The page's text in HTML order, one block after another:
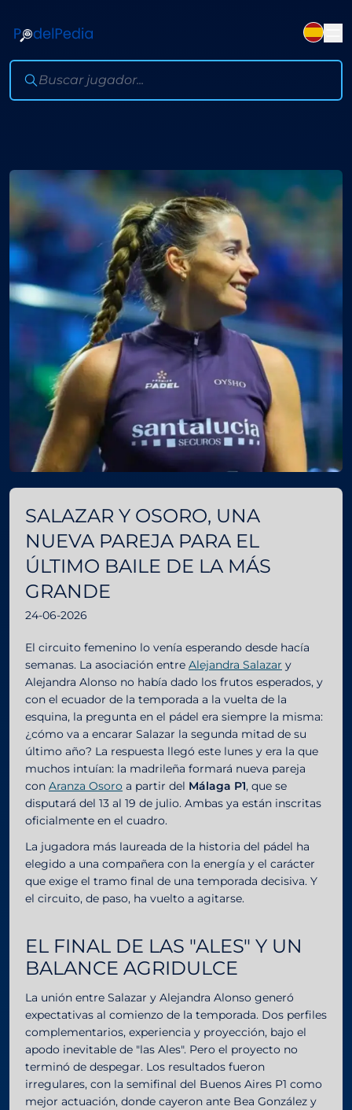
SALAZAR Y OSORO, UNA
NUEVA PAREJA PARA EL
ÚLTIMO BAILE DE LA MÁS
GRANDE
24-06-2026
El circuito femenino lo venía esperando desde hacía
semanas. La asociación entre Alejandra Salazar y
Alejandra Alonso no había dado los frutos esperados, y
con el ecuador de la temporada a la vuelta de la
esquina, la pregunta en el pádel era siempre la misma:
¿cómo va a encarar Salazar la segunda mitad de su
último año? La respuesta llegó este lunes y era la que
muchos intuían: la madrileña formará nueva pareja
con Aranza Osoro a partir del Málaga P1, que se
disputará del 13 al 19 de julio. Ambas ya están inscritas
oficialmente en el cuadro.
La jugadora más laureada de la historia del pádel ha
elegido a una compañera con la energía y el carácter
que exige el tramo final de una temporada decisiva. Y
el circuito, de paso, ha vuelto a agitarse.
EL FINAL DE LAS "ALES" Y UN
BALANCE AGRIDULCE
La unión entre Salazar y Alejandra Alonso generó
expectativas al comienzo de la temporada. Dos perfiles
complementarios, experiencia y proyección, bajo el
apodo inevitable de "las Ales". Pero el proyecto no
terminó de despegar. Los resultados fueron
irregulares, con la semifinal del Buenos Aires P1 como
mejor actuación, donde cayeron ante Bea González y